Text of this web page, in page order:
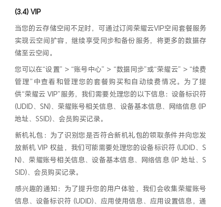
(3.4) VIP
当您的云存储空间不足时，可通过订阅荣耀云VIP空间套餐服务
实现云空间扩容，继续享受同步和备份服务，将更多的数据存
储至云空间。
您可以在“设置” > “账号中心” > “数据同步”或“荣耀云” > “续费
管理”中查看和管理您的套餐购买和自动续费情况。为了提
供“荣耀云 VIP”服务，我们需要处理您的以下信息：设备标识符
(UDID、SN)、荣耀账号相关信息、设备基本信息、网络信息 (IP
地址、SSID)、会员购买记录。
新机礼包：为了识别您是否符合新机礼包的领取条件并向您发
放新机 VIP 权益，我们可能需要处理您的设备标识符 (UDID、S
N)、荣耀账号相关信息、设备基本信息、网络信息 (IP 地址、S
SID)、会员购买记录。
感兴趣的通知：为了提升您的用户体验，我们会收集荣耀账号
信息、设备标识符 (UDID)、应用使用信息、应用设置信息，通